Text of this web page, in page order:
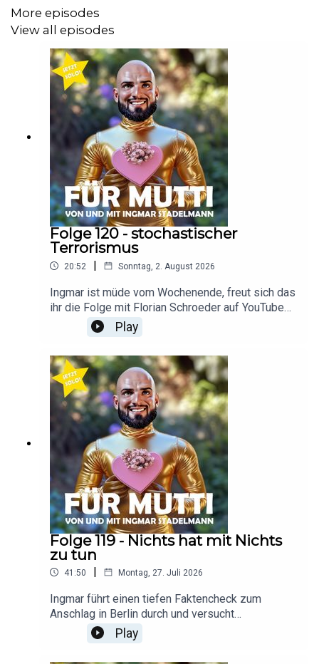
More episodes
View all episodes
Folge 120 - stochastischer
Terrorismus
20:52 | Sonntag, 2. August 2026
Ingmar ist müde vom Wochenende, freut sich das
ihr die Folge mit Florian Schroeder auf YouTube
so fleißig guckt und klärt ausführlich das Thema
„stochastischer Terrorismus“. Für euch - für Mutti!
Bibel:https://www.eventim.de/artist/ingmar-
stadelmann/ingmar-stadelmann-stadelmann-
liest-die-bibel-ein-satirischer-diskurs-
4123008/?srsltid=AfmBOor1D4d5-
evIEG2ZA6FMZq_NvQ1hNBwPF9dmaTqY7YwU2
HLetClH
Play
Folge 119 - Nichts hat mit Nichts
zu tun
41:50 | Montag, 27. Juli 2026
Ingmar führt einen tiefen Faktencheck zum
Anschlag in Berlin durch und versucht
herauszufinden, in welchem Zusammenhang
dieser Anschlag stehen könnte. Anschließend
Play